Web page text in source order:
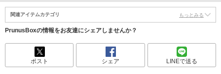
関連アイテムカテゴリ もっとみる
PrunusBoxの情報をお友達にシェアしませんか？
ポスト シェア LINEで送る